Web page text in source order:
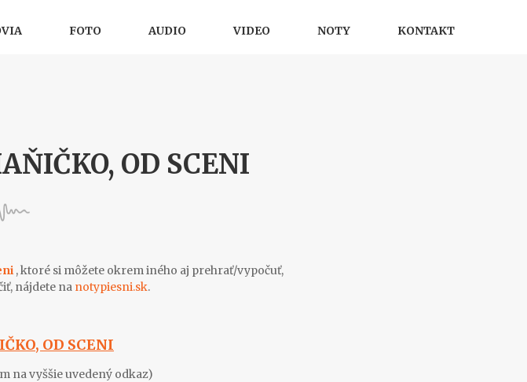
FOTO AUDIO VIDEO NOTY KONTAKT
OD SCENI
, ktoré si môžete okrem iného aj prehrať/vypočuť,
nájdete na notypiesni.sk.
OD SCENI
na vyššie uvedený odkaz)